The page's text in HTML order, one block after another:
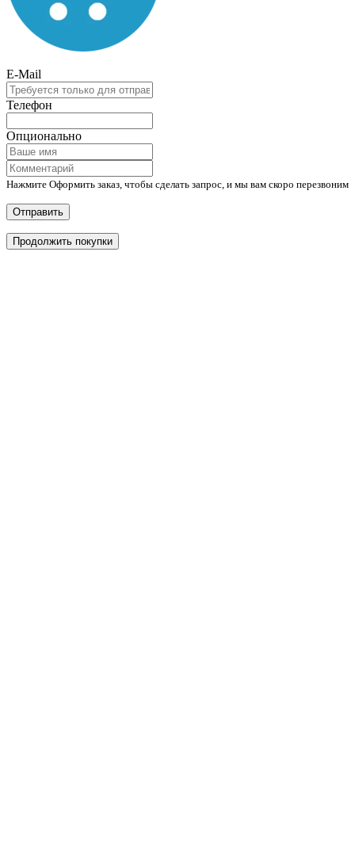
E-Mail
Телефон
Опционально
Нажмите Оформить заказ, чтобы сделать запрос, и мы вам скоро перезвоним
Отправить
Продолжить покупки